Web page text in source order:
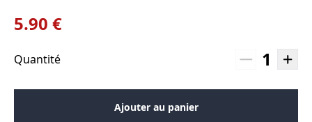
5.90 €
Quantité 1
Ajouter au panier